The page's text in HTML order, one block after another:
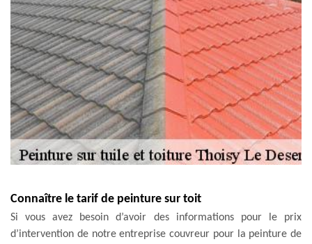
Connaître le tarif de peinture sur toit
Si vous avez besoin d’avoir des informations pour le prix
d’intervention de notre entreprise couvreur pour la peinture de